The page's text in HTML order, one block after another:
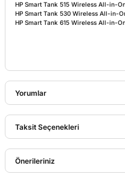
HP Smart Tank 515 Wireless All-in-
HP Smart Tank 530 Wireless All-in-
HP Smart Tank 615 Wireless All-in-
Yorumlar
Bu ürüne ilk
Taksit Seçenekleri
Önerileriniz